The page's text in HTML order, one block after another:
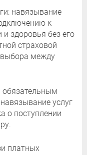
навязывание
к
здоровья без его
страховой
выбора между
обязательным
услуг
о поступлении
платных